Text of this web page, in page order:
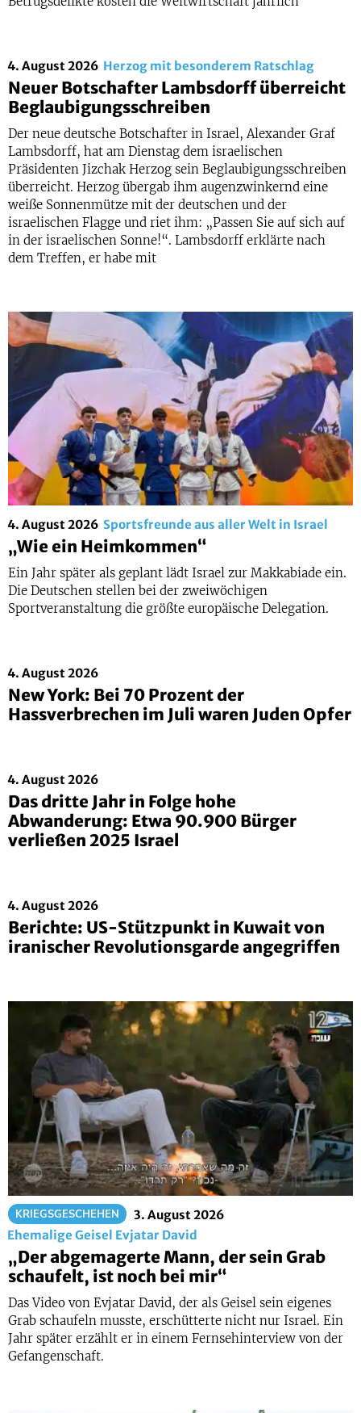
4. August 2026 Herzog mit besonderem Ratschlag
Neuer Botschafter Lambsdorff überreicht
Beglaubigungsschreiben
Der neue deutsche Botschafter in Israel, Alexander Graf
Lambsdorff, hat am Dienstag dem israelischen
Präsidenten Jizchak Herzog sein Beglaubigungsschreiben
überreicht. Herzog übergab ihm augenzwinkernd eine
weiße Sonnenmütze mit der deutschen und der
israelischen Flagge und riet ihm: „Passen Sie auf sich auf
in der israelischen Sonne!“. Lambsdorff erklärte nach
dem Treffen, er habe mit
4. August 2026 Sportsfreunde aus aller Welt in Israel
„Wie ein Heimkommen“
Ein Jahr später als geplant lädt Israel zur Makkabiade ein.
Die Deutschen stellen bei der zweiwöchigen
Sportveranstaltung die größte europäische Delegation.
4. August 2026
New York: Bei 70 Prozent der
Hassverbrechen im Juli waren Juden Opfer
4. August 2026
Das dritte Jahr in Folge hohe
Abwanderung: Etwa 90.900 Bürger
verließen 2025 Israel
4. August 2026
Berichte: US-Stützpunkt in Kuwait von
iranischer Revolutionsgarde angegriffen
KRIEGSGESCHEHEN
3. August 2026
Ehemalige Geisel Evjatar David
„Der abgemagerte Mann, der sein Grab
schaufelt, ist noch bei mir“
Das Video von Evjatar David, der als Geisel sein eigenes
Grab schaufeln musste, erschütterte nicht nur Israel. Ein
Jahr später erzählt er in einem Fernsehinterview von der
Gefangenschaft.